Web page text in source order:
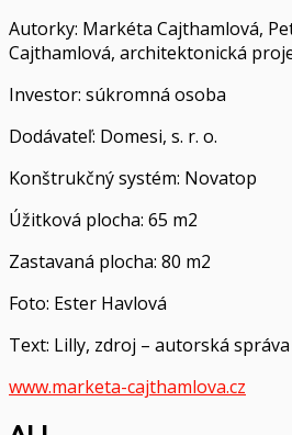
Autorky: Markéta Cajthamlová,
Cajthamlová, architektonická
Investor: súkromná osoba
Dodávateľ: Domesi, s. r. o.
Konštrukčný systém: Novatop
Úžitková plocha: 65 m2
Zastavaná plocha: 80 m2
Foto: Ester Havlová
Text: Lilly, zdroj – autorská správa
www.marketa-cajthamlova.cz